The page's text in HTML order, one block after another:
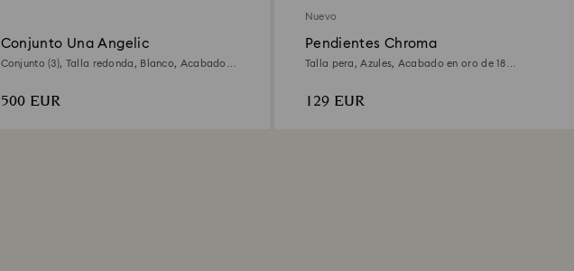
Conjunto Una Angelic
Conjunto (3), Talla redonda, Blanco, Acabado
500 EUR
Nuevo
Pendientes Chroma
Talla pera, Azules, Acabado en oro de 18
129 EUR